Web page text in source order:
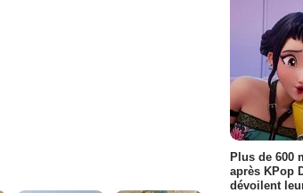
Plus de 600
après KPop
dévoilent